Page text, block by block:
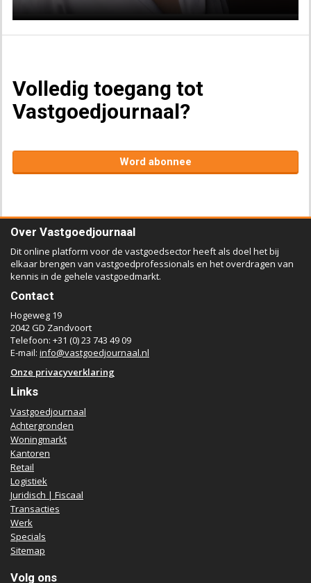
Volledig toegang tot
Vastgoedjournaal?
Word abonnee
Over Vastgoedjournaal
Dit online platform voor de vastgoedsector heeft als doel het bij
elkaar brengen van vastgoedprofessionals en het overdragen van
kennis in de gehele vastgoedmarkt.
Contact
Hogeweg 19
2042 GD Zandvoort
Telefoon: +31 (0) 23 743 49 09
E-mail: info@vastgoedjournaal.nl
Onze privacyverklaring
Links
Vastgoedjournaal
Achtergronden
Woningmarkt
Kantoren
Retail
Logistiek
Juridisch | Fiscaal
Transacties
Werk
Specials
Sitemap
Volg ons